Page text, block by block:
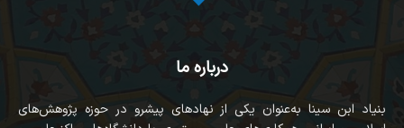
درباره ما
بنیاد ابن سینا به‌عنوان یکی از نهادهای پیشرو در حوزه پژوهش‌های